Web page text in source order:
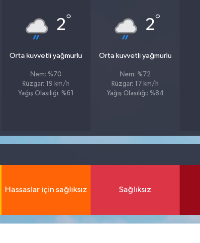
2°
Orta kuvvetli yağmurlu
Nem: %70
Rüzgar: 19 km/h
Yağış Olasılığı: %61
2°
Orta kuvvetli yağmurlu
Nem: %72
Rüzgar: 17 km/h
Yağış Olasılığı: %84
Hassaslar için sağlıksız Sağlıksız